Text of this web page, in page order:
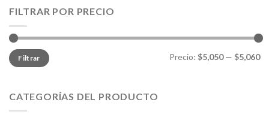
FILTRAR POR PRECIO
Precio
mínimo
Precio
máximo
Filtrar Precio: $5,050— $5,060
CATEGORÍAS DEL PRODUCTO